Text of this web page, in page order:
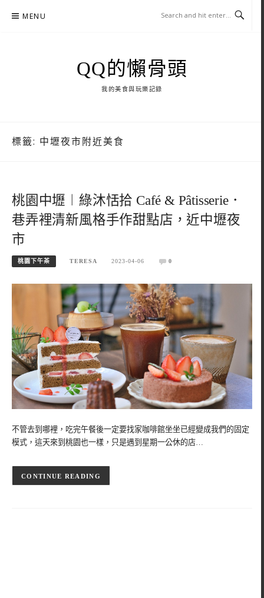
MENU
QQ的懶骨頭
我的美食與玩樂記錄
標籤: 中壢夜市附近美食
桃園中壢︱綠沐恬拾 Café & Pâtisserie．
巷弄裡清新風格手作甜點店，近中壢夜
市
桃園下午茶 TERESA 2023-04-06 0
不管去到哪裡，吃完午餐後一定要找家咖啡館坐坐已經變成我們的固定
模式，這天來到桃園也一樣，只是遇到星期一公休的店…
CONTINUE READING